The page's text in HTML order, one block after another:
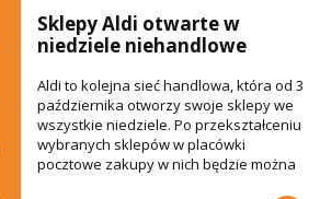
Sklepy Aldi otwarte w
niedziele niehandlowe
Aldi to kolejna sieć handlowa, która od 3
października otworzy swoje sklepy we
wszystkie niedziele. Po przekształceniu
wybranych sklepów w placówki
pocztowe zakupy w nich będzie można